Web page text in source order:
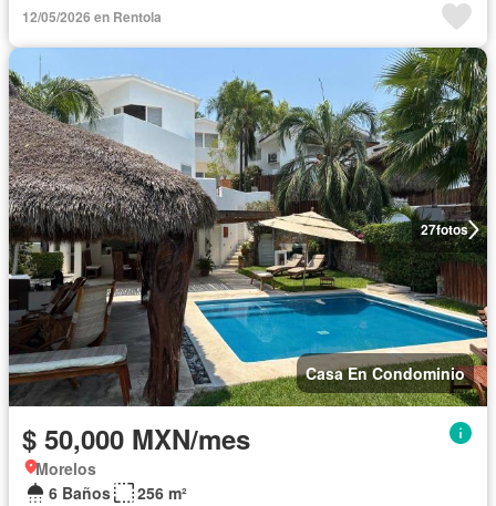
12/05/2026 en Rentola
27fotos
Casa En Condominio
$ 50,000 MXN/mes
Morelos
6 Baños
256 m²